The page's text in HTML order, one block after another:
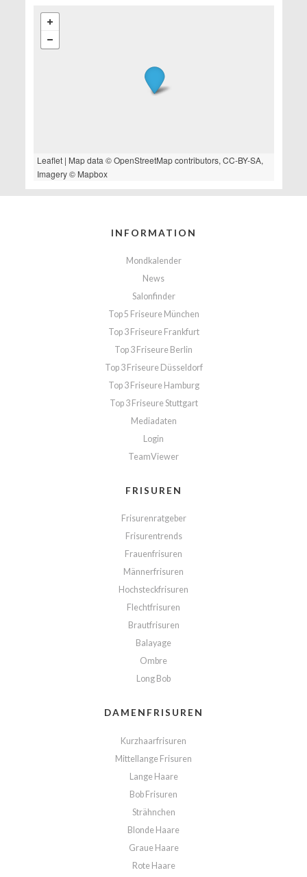
Leaflet| Map data ©OpenStreetMapcontributors, CC-BY-SA,
Imagery © Mapbox
INFORMATION
Mondkalender
News
Salonfinder
Top 5 Friseure München
Top 3 Friseure Frankfurt
Top 3 Friseure Berlin
Top 3 Friseure Düsseldorf
Top 3 Friseure Hamburg
Top 3 Friseure Stuttgart
Mediadaten
Login
TeamViewer
FRISUREN
Frisurenratgeber
Frisurentrends
Frauenfrisuren
Männerfrisuren
Hochsteckfrisuren
Flechtfrisuren
Brautfrisuren
Balayage
Ombre
Long Bob
DAMENFRISUREN
Kurzhaarfrisuren
Mittellange Frisuren
Lange Haare
Bob Frisuren
Strähnchen
Blonde Haare
Graue Haare
Rote Haare